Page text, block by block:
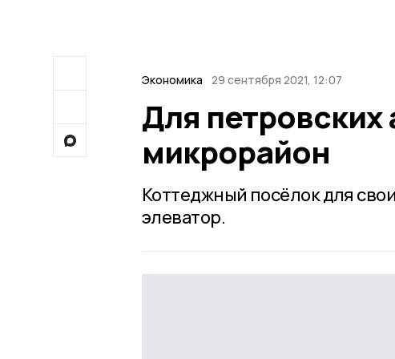
Экономика 29 сентября 2021, 12:07
Для петровских
микрорайон
Коттеджный посёлок для
элеватор.